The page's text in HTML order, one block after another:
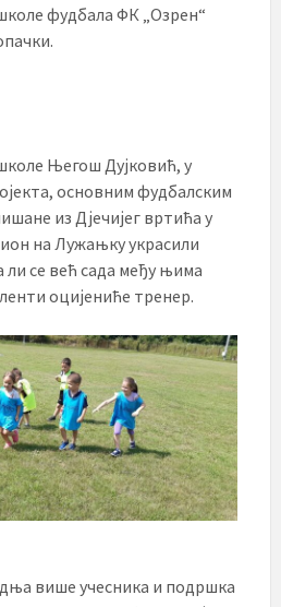
фудбала ФК „Озрен“
Његош Дујковић, у
основним фудбалским
из Дјечијег вртића у
на Лужањку украсили
ли се већ сада међу њима
оцијениће тренер.
више учесника и подршка